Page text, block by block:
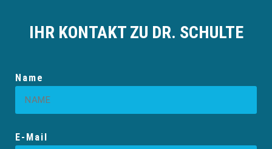
IHR KONTAKT ZU DR. SCHULTE
Name
E-Mail